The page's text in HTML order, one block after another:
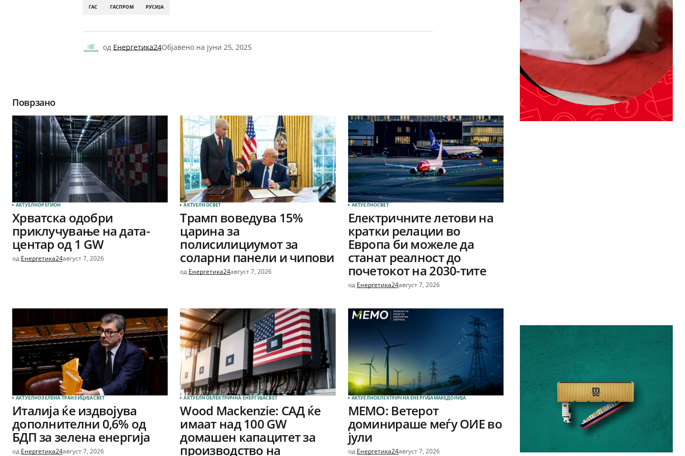
ГАС ГАСПРОМ РУСИЈА
од Енергетика24Објавено на јуни 25, 2025
Поврзано
АКТУЕЛНОРЕГИОН
Хрватска одобри
приклучување на дата-
центар од 1 GW
од Енергетика24август 7, 2026
АКТУЕЛНОСВЕТ
Трамп воведува 15%
царина за
полисилициумот за
соларни панели и чипови
од Енергетика24август 7, 2026
АКТУЕЛНОСВЕТ
Електричните летови на
кратки релации во
Европа би можеле да
станат реалност до
почетокот на 2030-тите
од Енергетика24август 7, 2026
АКТУЕЛНОЗЕЛЕНА ТРАНЗИЦИЈАСВЕТ
Италија ќе издвојува
дополнителни 0,6% од
БДП за зелена енергија
од Енергетика24август 7, 2026
АКТУЕЛНОЕЛЕКТРИЧНА ЕНЕРГИЈАСВЕТ
Wood Mackenzie: САД ќе
имаат над 100 GW
домашен капацитет за
производство на
АКТУЕЛНОЕЛЕКТРИЧНА ЕНЕРГИЈАМАКЕДОНИЈА
МЕМО: Ветерот
доминираше меѓу ОИЕ во
јули
од Енергетика24август 7, 2026